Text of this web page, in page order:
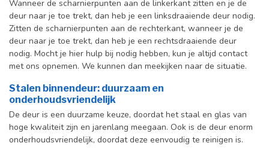
Wanneer de scharnierpunten aan de linkerkant zitten en je de
deur naar je toe trekt, dan heb je een linksdraaiende deur nodig.
Zitten de scharnierpunten aan de rechterkant, wanneer je de
deur naar je toe trekt, dan heb je een rechtsdraaiende deur
nodig. Mocht je hier hulp bij nodig hebben, kun je altijd contact
met ons opnemen. We kunnen dan meekijken naar de situatie.
Stalen binnendeur: duurzaam en
onderhoudsvriendelijk
De deur is een duurzame keuze, doordat het staal en glas van
hoge kwaliteit zijn en jarenlang meegaan. Ook is de deur enorm
onderhoudsvriendelijk, doordat deze eenvoudig te reinigen is.